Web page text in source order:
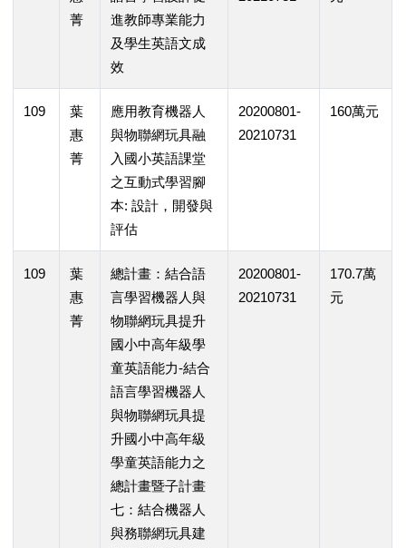
菁
進教師專業能力
及學生英語文成
效
109
葉
惠
菁
應用教育機器人
與物聯網玩具融
入國小英語課堂
之互動式學習腳
本: 設計，開發與
評估
20200801-
20210731
160萬元
109
葉
惠
菁
總計畫：結合語
言學習機器人與
物聯網玩具提升
國小中高年級學
童英語能力-結合
語言學習機器人
與物聯網玩具提
升國小中高年級
學童英語能力之
總計畫暨子計畫
七：結合機器人
與務聯網玩具建
20200801-
20210731
170.7萬
元